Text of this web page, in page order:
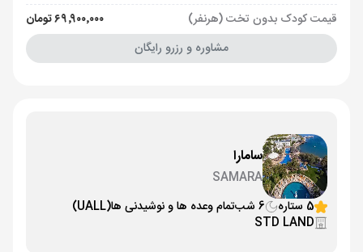
قیمت کودک بدون تخت (هرنفر)
۶۹٬۹۰۰٬۰۰۰ تومان
مشاوره و رزرو رایگان
سامارا
SAMARA
5 ستاره
6 شب تمام وعده ها و نوشیدنی ها(UALL)
STD LAND